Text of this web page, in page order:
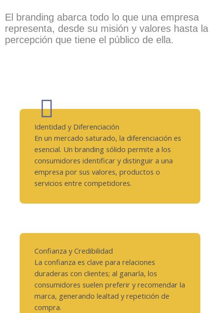
El branding abarca todo lo que una empresa
representa, desde su misión y valores hasta la
percepción que tiene el público de ella.
Identidad y Diferenciación
En un mercado saturado, la diferenciación es
esencial. Un branding sólido permite a los
consumidores identificar y distinguir a una
empresa por sus valores, productos o
servicios entre competidores.
Confianza y Credibilidad
La confianza es clave para relaciones
duraderas con clientes; al ganarla, los
consumidores suelen preferir y recomendar la
marca, generando lealtad y repetición de
compra.